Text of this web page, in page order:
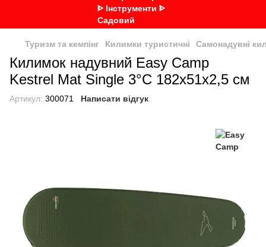
Туризм та кемпінг Килимки туристичні Самонадувні
Килимок надувний Easy Camp
Kestrel Mat Single 3°C 182x51x2,5 см
Артикул: 300071 Написати відгук